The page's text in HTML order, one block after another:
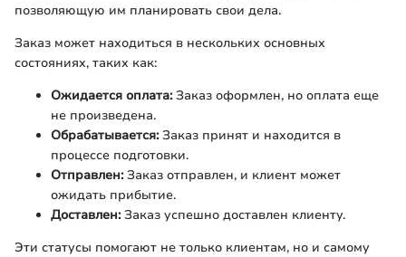
позволяющую им планировать свои дела.
Заказ может находиться в нескольких основных
состояниях, таких как:
Ожидается оплата:Заказ оформлен, но оплата еще
не произведена.
Обрабатывается:Заказ принят и находится в
процессе подготовки.
Отправлен:Заказ отправлен, и клиент может
ожидать прибытие.
Доставлен:Заказ успешно доставлен клиенту.
Эти статусы помогают не только клиентам, но и самому